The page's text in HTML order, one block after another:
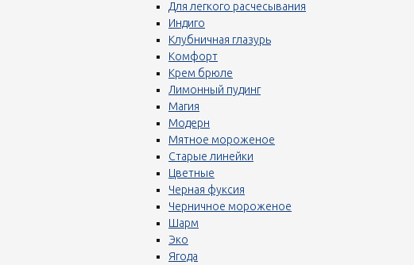
Для легкого расчесывания
Индиго
Клубничная глазурь
Комфорт
Крем брюле
Лимонный пудинг
Магия
Модерн
Мятное мороженое
Старые линейки
Цветные
Черная фуксия
Черничное мороженое
Шарм
Эко
Ягода